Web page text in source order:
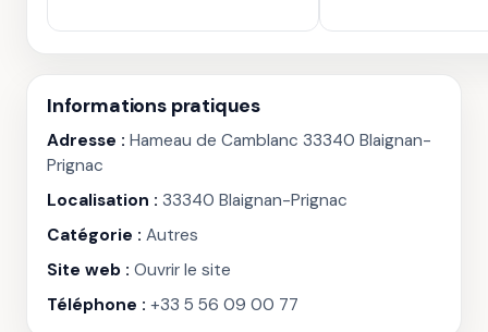
Informations pratiques
Adresse : Hameau de Camblanc 33340 Blaignan-
Prignac
Localisation : 33340 Blaignan-Prignac
Catégorie : Autres
Site web : Ouvrir le site
Téléphone : +33 5 56 09 00 77